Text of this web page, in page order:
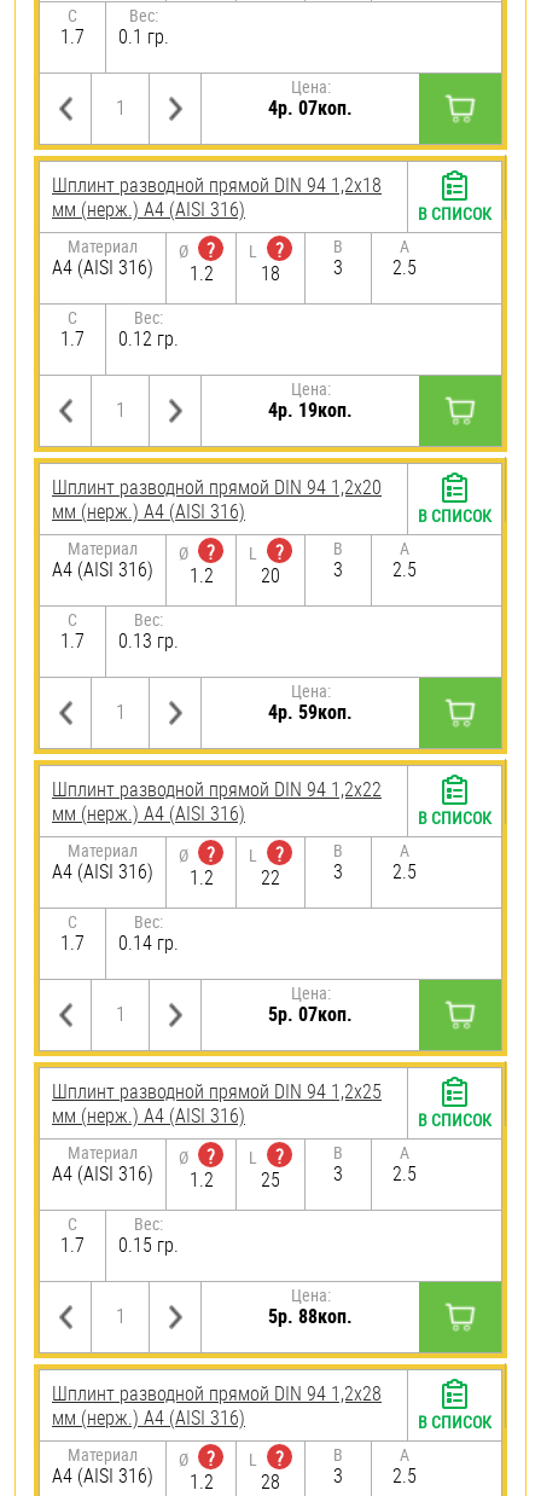
C
1.7
Вес:
0.1 гр.
Цена:
4р. 07коп.
Шплинт разводной прямой DIN 94 1,2х18
мм (нерж.) A4 (AISI 316)
Материал
A4 (AISI 316)
Ø
?
1.2
L
?
18
B
3
A
2.5
C
1.7
Вес:
0.12 гр.
Цена:
4р. 19коп.
В СПИСОК
Шплинт разводной прямой DIN 94 1,2х20
мм (нерж.) A4 (AISI 316)
Материал
A4 (AISI 316)
Ø
?
1.2
L
?
20
B
3
A
2.5
C
1.7
Вес:
0.13 гр.
Цена:
4р. 59коп.
В СПИСОК
Шплинт разводной прямой DIN 94 1,2х22
мм (нерж.) A4 (AISI 316)
Материал
A4 (AISI 316)
Ø
?
1.2
L
?
22
B
3
A
2.5
C
1.7
Вес:
0.14 гр.
Цена:
5р. 07коп.
В СПИСОК
Шплинт разводной прямой DIN 94 1,2х25
мм (нерж.) A4 (AISI 316)
Материал
A4 (AISI 316)
Ø
?
1.2
L
?
25
B
3
A
2.5
C
1.7
Вес:
0.15 гр.
Цена:
5р. 88коп.
В СПИСОК
Шплинт разводной прямой DIN 94 1,2х28
мм (нерж.) A4 (AISI 316)
Материал
A4 (AISI 316)
Ø
?
1.2
L
?
28
B
3
A
2.5
В СПИСОК